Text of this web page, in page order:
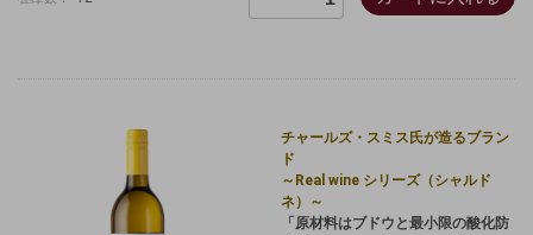
チャールズ・スミス氏が造るブラン
ド
～Real wine シリーズ（シャルド
ネ）～
「原材料はブドウと最小限の酸化防